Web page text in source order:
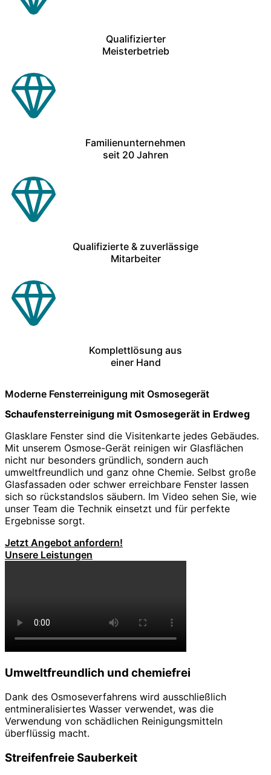
Qualifizierter
Meisterbetrieb
Familienunternehmen
seit 20 Jahren
Qualifizierte & zuverlässige
Mitarbeiter
Komplettlösung aus
einer Hand
Moderne Fensterreinigung mit Osmosegerät
Schaufensterreinigung mit Osmosegerät in Erdweg
Glasklare Fenster sind die Visitenkarte jedes Gebäudes.
Mit unserem Osmose-Gerät reinigen wir Glasflächen
nicht nur besonders gründlich, sondern auch
umweltfreundlich und ganz ohne Chemie. Selbst große
Glasfassaden oder schwer erreichbare Fenster lassen
sich so rückstandslos säubern. Im Video sehen Sie, wie
unser Team die Technik einsetzt und für perfekte
Ergebnisse sorgt.
Jetzt Angebot anfordern!
Unsere Leistungen
Umweltfreundlich und chemiefrei
Dank des Osmoseverfahrens wird ausschließlich
entmineralisiertes Wasser verwendet, was die
Verwendung von schädlichen Reinigungsmitteln
überflüssig macht.
Streifenfreie Sauberkeit